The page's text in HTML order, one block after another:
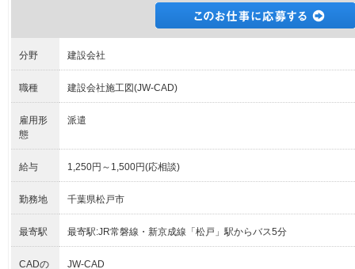
分野 建設会社
職種 建設会社施工図(JW-CAD)
雇用形
態
派遣
給与 1,250円～1,500円(応相談)
勤務地 千葉県松戸市
最寄駅 最寄駅:JR常磐線・新京成線「松戸」駅からバス5分
CADの
JW-CAD